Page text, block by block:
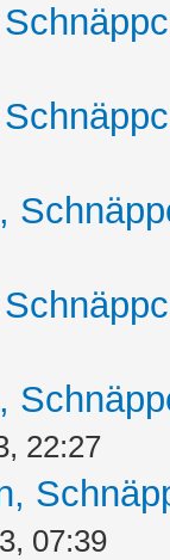
22:27
07:39